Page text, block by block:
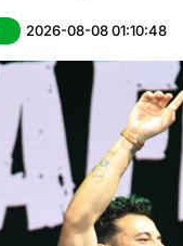
2026-08-08 01:10:48